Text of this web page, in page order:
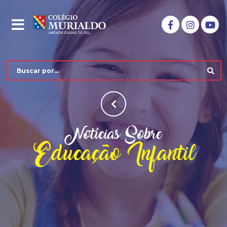
COLÉGIO MURIALDO
NÍVEIS DE ENSINO
Notícias Sobre
Educação Infantil